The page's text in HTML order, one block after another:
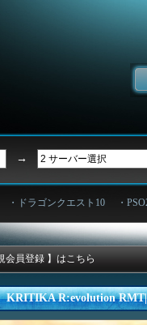
→
・ドラゴンクエスト10 ・
会員登録 】はこちら
KRITIKA R:evolution